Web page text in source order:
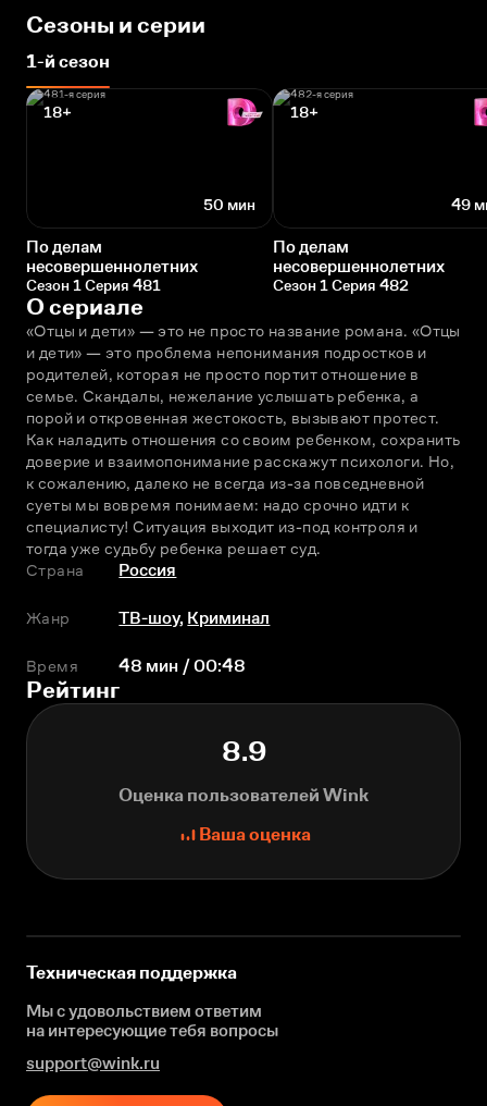
Сезоны и серии
1-й сезон
18+
50 мин
По делам
несовершеннолетних
Сезон 1 Серия 481
18+
49
По делам
несовершеннолетних
Сезон 1 Серия 482
О сериале
«Отцы и дети» — это не просто название романа. «Отцы
и дети» — это проблема непонимания подростков и
родителей, которая не просто портит отношение в
семье. Скандалы, нежелание услышать ребенка, а
порой и откровенная жестокость, вызывают протест.
Как наладить отношения со своим ребенком, сохранить
доверие и взаимопонимание расскажут психологи. Но,
к сожалению, далеко не всегда из-за повседневной
суеты мы вовремя понимаем: надо срочно идти к
специалисту! Ситуация выходит из-под контроля и
тогда уже судьбу ребенка решает суд.
Страна
Россия
Жанр ТВ-шоу, Криминал
Время 48 мин / 00:48
Рейтинг
8.9
Оценка пользователей Wink
Ваша оценка
Техническая поддержка
Мы с удовольствием ответим
на интересующиетебя вопросы
support@wink.ru